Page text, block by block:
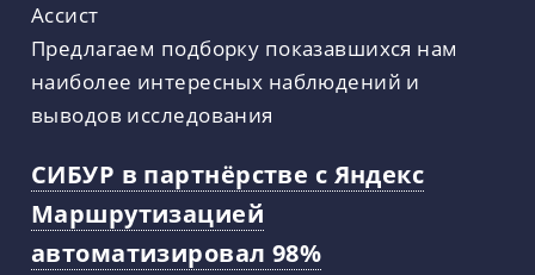
Предлагаем подборку показавшихся нам
наиболее интересных наблюдений и
выводов исследования
СИБУР в партнёрстве с Яндекс
Маршрутизацией
автоматизировал 98%